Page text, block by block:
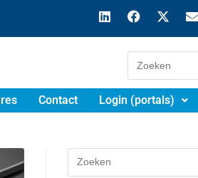
Contact Login (portals)